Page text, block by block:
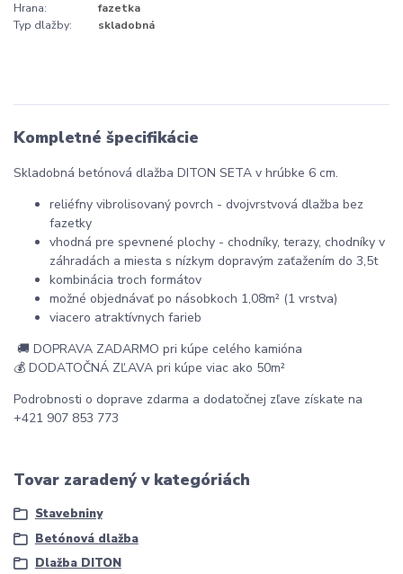
Hrana:
fazetka
Typ dlažby:
skladobná
Kompletné špecifikácie
Skladobná betónová dlažba DITON SETA v hrúbke 6 cm.
reliéfny vibrolisovaný povrch - dvojvrstvová dlažba bez
fazetky
vhodná pre spevnené plochy - chodníky, terazy, chodníky v
záhradách a miesta s nízkym dopravým zaťažením do 3,5t
kombinácia troch formátov
možné objednávať po násobkoch 1,08m² (1 vrstva)
viacero atraktívnych farieb
🚚 DOPRAVA ZADARMO pri kúpe celého kamióna
💰 DODATOČNÁ ZĽAVA pri kúpe viac ako 50m²
Podrobnosti o doprave zdarma a dodatočnej zľave získate na
+421 907 853 773
Tovar zaradený v kategóriách
Stavebniny
Betónová dlažba
Dlažba DITON